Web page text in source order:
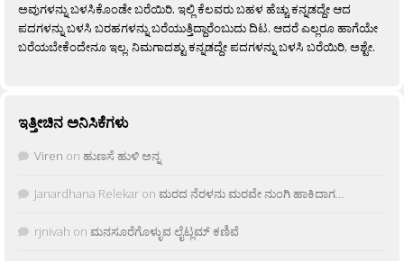
ಅವುಗಳನ್ನು ಬಳಸಿಕೊಂಡೇ ಬರೆಯಿರಿ. ಇಲ್ಲಿ ಕೆಲವರು ಬಹಳ ಹೆಚ್ಚು ಕನ್ನಡದ್ದೇ ಆದ
ಪದಗಳನ್ನು ಬಳಸಿ ಬರಹಗಳನ್ನು ಬರೆಯುತ್ತಿದ್ದಾರೆಂಬುದು ದಿಟ. ಆದರೆ ಎಲ್ಲರೂ ಹಾಗೆಯೇ
ಬರೆಯಬೇಕೆಂದೇನೂ ಇಲ್ಲ. ನಿಮಗಾದಶ್ಟು ಕನ್ನಡದ್ದೇ ಪದಗಳನ್ನು ಬಳಸಿ ಬರೆಯಿರಿ, ಅಶ್ಟೇ.
ಇತ್ತೀಚಿನ ಅನಿಸಿಕೆಗಳು
Viren on ಹುಣಸೆ ಹುಳಿ ಅನ್ನ
Janardhana Relekar on ಮರದ ನೆರಳನು ಮರವೇ ನುಂಗಿ ಹಾಕಿದಾಗ…
rjnivah on ಮನಸೂರೆಗೊಳ್ಳುವ ಲೈಟ್ಲಮ್ ಕಣಿವೆ